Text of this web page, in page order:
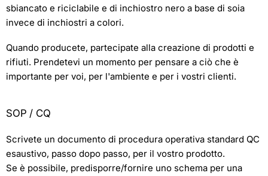
sbiancato e riciclabile e di inchiostro nero a base di soia
invece di inchiostri a colori.
Quando producete, partecipate alla creazione di prodotti e
rifiuti. Prendetevi un momento per pensare a ciò che è
importante per voi, per l'ambiente e per i vostri clienti.
SOP / CQ
Scrivete un documento di procedura operativa standard QC
esaustivo, passo dopo passo, per il vostro prodotto.
Se è possibile, predisporre/fornire uno schema per una